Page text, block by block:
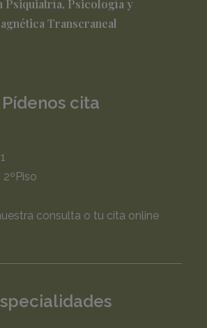
Psiquiatría, Psicología y
Transcraneal
Pídenos cita
consulta o tu cita online